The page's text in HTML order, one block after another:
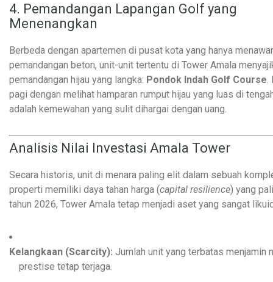
4. Pemandangan Lapangan Golf yang
Menenangkan
Berbeda dengan apartemen di pusat kota yang hanya
pemandangan beton, unit-unit tertentu di Tower Amala
pemandangan hijau yang langka: Pondok Indah Golf Course
pagi dengan melihat hamparan rumput hijau yang luas di
adalah kemewahan yang sulit dihargai dengan uang.
Analisis Nilai Investasi Amala Tower
Secara historis, unit di menara paling elit dalam sebuah
properti memiliki daya tahan harga (capital resilience) yang
tahun 2026, Tower Amala tetap menjadi aset yang sangat
Kelangkaan (Scarcity): Jumlah unit yang terbatas menjamin
prestise tetap terjaga.